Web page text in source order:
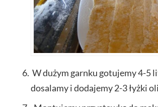
W dużym garnku gotujemy 4-5
dosalamy i dodajemy 2-3 łyżki